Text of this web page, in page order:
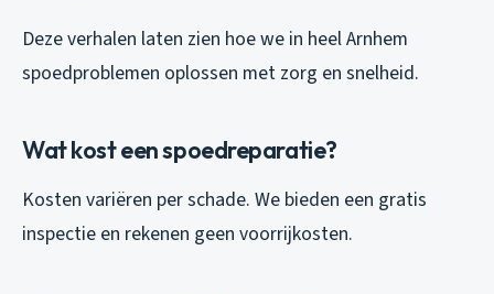
Deze verhalen laten zien hoe we in heel Arnhem
spoedproblemen oplossen met zorg en snelheid.
Wat kost een spoedreparatie?
Kosten variëren per schade. We bieden een gratis
inspectie en rekenen geen voorrijkosten.